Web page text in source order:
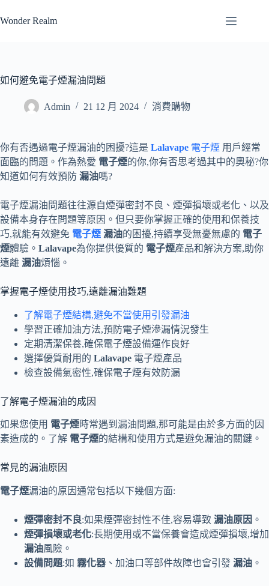
至
容
Wonder Realm
如何避免電子煙漏油問題
Admin 21 12 月 2024 消費購物
你有否遇過電子煙漏油的困擾?這是 Lalavape 電子煙 用戶經常
面臨的問題。作為熱愛 電子煙的你,你有否思考過其中的奧秘?你
知道如何有效預防 漏油嗎?
電子煙漏油問題往往源自煙彈密封不良、煙彈損壞或老化、以及
設備本身存在問題等原因。但只要你掌握正確的使用和保養技
巧,就能有效避免 電子煙 漏油的困擾,持續享受無憂無慮的 電子
煙體驗。 Lalavape為你提供優質的 電子煙產品和解決方案,助你
遠離 漏油煩惱。
掌握電子煙使用技巧,遠離漏油難題
了解電子煙結構,避免不當使用引發漏油
學習正確加油方法,預防電子煙滲漏情況發生
定期清潔保養,確保電子煙設備運作良好
選擇優質耐用的 Lalavape 電子煙產品
檢查設備氣密性,確保電子煙有效防漏
了解電子煙漏油的成因
如果您使用 電子煙時常遇到漏油問題,那可能是由於多方面的因
素造成的。了解 電子煙的結構和使用方式是避免漏油的關鍵。
常見的漏油原因
電子煙漏油的原因通常包括以下幾個方面:
煙彈密封不良:如果煙彈密封性不佳,容易導致 漏油原因 。
煙彈損壞或老化:長期使用或不當保養會造成煙彈損壞,增加
漏油風險。
設備問題:如 霧化器 、加油口等部件故障也會引發 漏油 。